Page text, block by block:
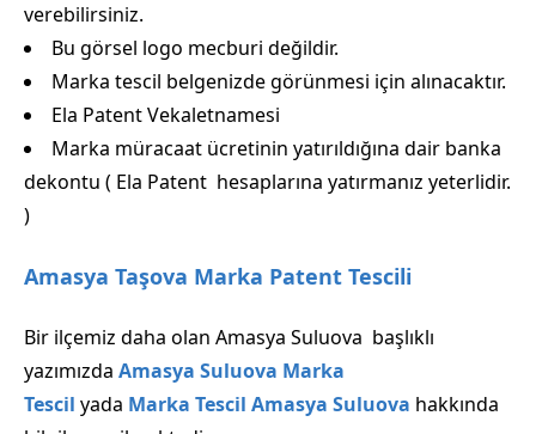
verebilirsiniz.
Bu görsel logo mecburi değildir.
Marka tescil belgenizde görünmesi için alınacaktır.
Ela Patent Vekaletnamesi
Marka müracaat ücretinin yatırıldığına dair banka
dekontu ( Ela Patent hesaplarına yatırmanız yeterlidir.
)
Amasya Taşova Marka Patent Tescili
Bir ilçemiz daha olan Amasya Suluova başlıklı
yazımızda Amasya Suluova Marka
Tescil yada Marka Tescil Amasya Suluova hakkında